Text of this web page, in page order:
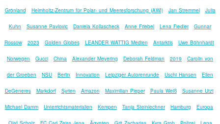
Grönland Helmholtz-Zentrum für Polar- und Meeresforschung (AWI) Jan Stremmel Julia
Kuhn Susanne Pavlovic Daniela Kollascheck Anne Friebel Lena Fiedler Gunnar
Rossow 2023 Golden Globes LEANDER WATTIG Medien Antarktis Uwe Böhnhardt
Norwegen Gucci China Alexander Meyering Deborah Feldman 2019 Carolin von
der Groeben NSU Berlin Innovation Leipziger Autorenrunde Uschi Hansen Ellen
DeGeneres Markdorf Syrien Amazon Maximilian Pieper Paula Weiß Susanne Utzt
Michael Damm Unterrichtsmaterialien Kempen Tanja Steinlechner Hamburg Europa